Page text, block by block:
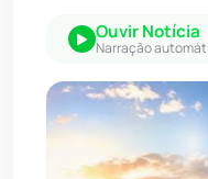
Ouvir Notícia
Narração